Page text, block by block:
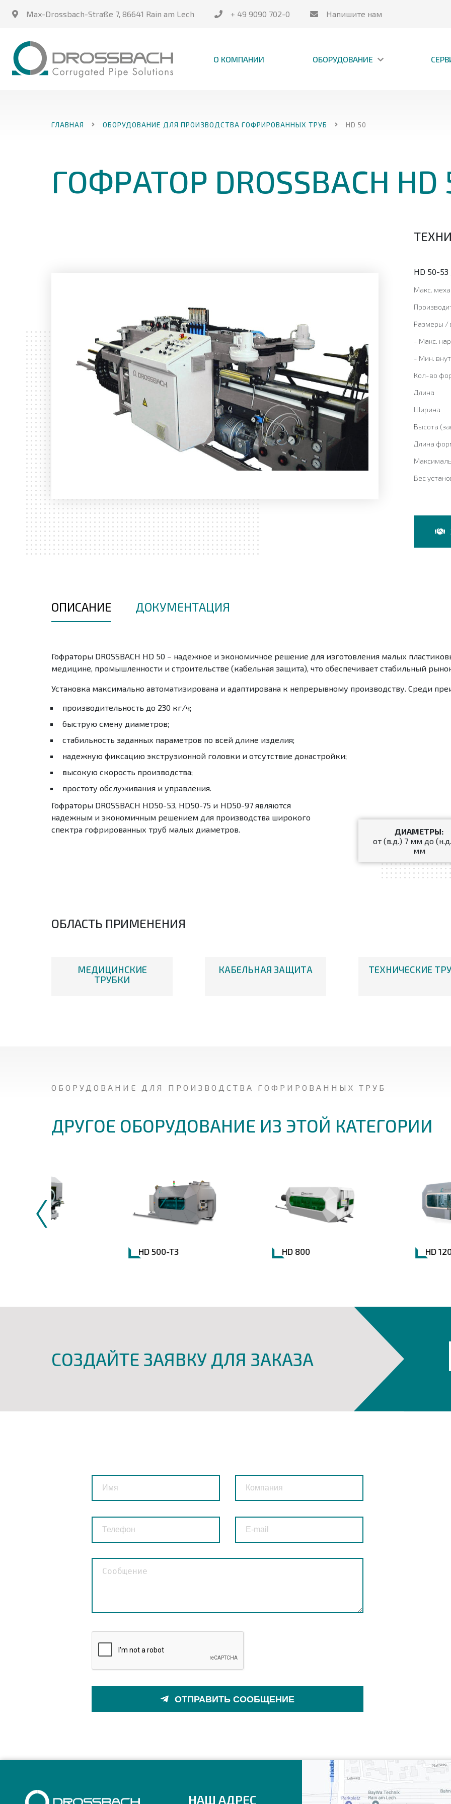
Max-Drossbach-Straße 7, 86641 Rain am Lech + 49 9090 702-0 Напишите нам
О КОМПАНИИ ОБОРУДОВАНИЕ
ГЛАВНАЯ ОБОРУДОВАНИЕ ДЛЯ ПРОИЗВОДСТВА ГОФРИРОВАННЫХ ТРУБ HD 50
ГОФРАТОР DROSSBACH HD
HD 50-
Макс.
Размеры /
- Макс.
- Мин.
Кол-во
Длина
Ширина
Высота
Длина
Вес
ОПИСАНИЕ ДОКУМЕНТАЦИЯ
Гофраторы DROSSBACH HD 50 – надежное и экономичное решение для изготовления малых
медицине, промышленности и строительстве (кабельная защита), что обеспечивает стабильный
Установка максимально автоматизирована и адаптирована к непрерывному производству. Среди
производительность до 230 кг/ч;
быструю смену диаметров;
стабильность заданных параметров по всей длине изделия;
надежную фиксацию экструзионной головки и отсутствие донастройки;
высокую скорость производства;
простоту обслуживания и управления.
Гофраторы DROSSBACH HD50-53, HD50-75 и HD50-97 являются
надежным и экономичным решением для производства широкого
спектра гофрированных труб малых диаметров.
ДИАМЕТРЫ:
от (в.д.) 7 мм до
мм
ОБЛАСТЬ ПРИМЕНЕНИЯ
МЕДИЦИНСКИЕ
ТРУБКИ
КАБЕЛЬНАЯ ЗАЩИТА ТЕХНИЧЕСКИЕ
ОБОРУДОВАНИЕ ДЛЯ ПРОИЗВОДСТВА ГОФРИРОВАННЫХ ТРУБ
ДРУГОЕ ОБОРУДОВАНИЕ ИЗ ЭТОЙ КАТЕГОРИИ
HD 1200-T3
СОЗДАЙТЕ ЗАЯВКУ ДЛЯ ЗАКАЗА
ОТПРАВИТЬ СООБЩЕНИЕ
НАШ АДРЕС